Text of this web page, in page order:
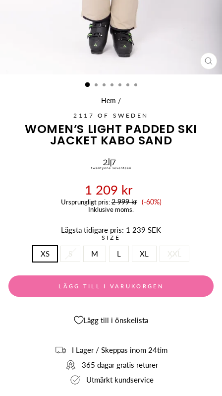
Hem /
2117 OF SWEDEN
WOMEN’S LIGHT PADDED SKI
JACKET KABO SAND
1 209 kr
Ursprungligt pris:2 999 kr Reapris
(-60%)
Inklusive moms.
Lägsta tidigare pris: 1 239 SEK
SIZE
XS S M L XL XXL
LÄGG TILL I VARUKORGEN
Lägg till i önskelista
I Lager / Skeppas inom 24tim
365 dagar gratis returer
Utmärkt kundservice